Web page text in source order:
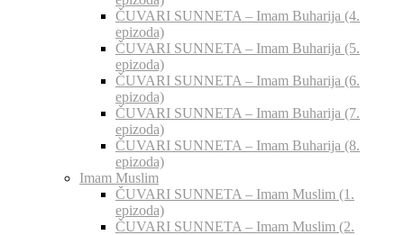
ČUVARI SUNNETA – Imam Buharija (4.
epizoda)
ČUVARI SUNNETA – Imam Buharija (5.
epizoda)
ČUVARI SUNNETA – Imam Buharija (6.
epizoda)
ČUVARI SUNNETA – Imam Buharija (7.
epizoda)
ČUVARI SUNNETA – Imam Buharija (8.
epizoda)
Imam Muslim
ČUVARI SUNNETA – Imam Muslim (1.
epizoda)
ČUVARI SUNNETA – Imam Muslim (2.